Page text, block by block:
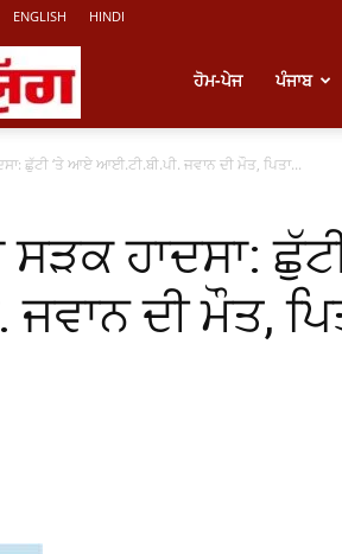
ENGLISH HINDI
Punjabi
News
ਹੋਮ-ਪੇਜ ਪੰਜਾਬ
ਛੁੱਟੀ ‘ਤੇ ਆਏ ਆਈ.ਟੀ.ਬੀ.ਪੀ. ਜਵਾਨ ਦੀ ਮੌਤ, ਪਿਤਾ...
ਸੜਕ ਹਾਦਸਾ:
ਦੀ ਮੌਤ,